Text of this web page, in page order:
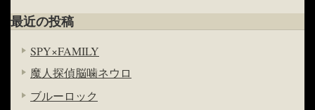
最近の投稿
SPY×FAMILY
魔人探偵脳噛ネウロ
ブルーロック